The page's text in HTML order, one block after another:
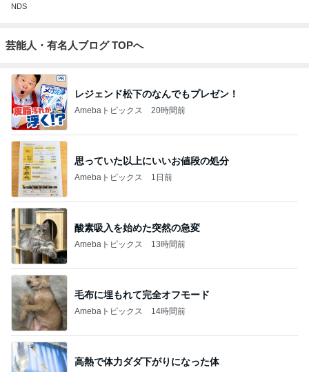
NDS
芸能人・有名人ブログ TOPへ
レジェンド松下のなんでもプレゼン！
Amebaトピックス 20時間前
思っていた以上にいいお値段の処分
Amebaトピックス 1日前
酸素吸入を始めた突然の急変
Amebaトピックス 13時間前
毛布に埋もれて完全オフモード
Amebaトピックス 14時間前
高熱で体力ダダ下がりになった体